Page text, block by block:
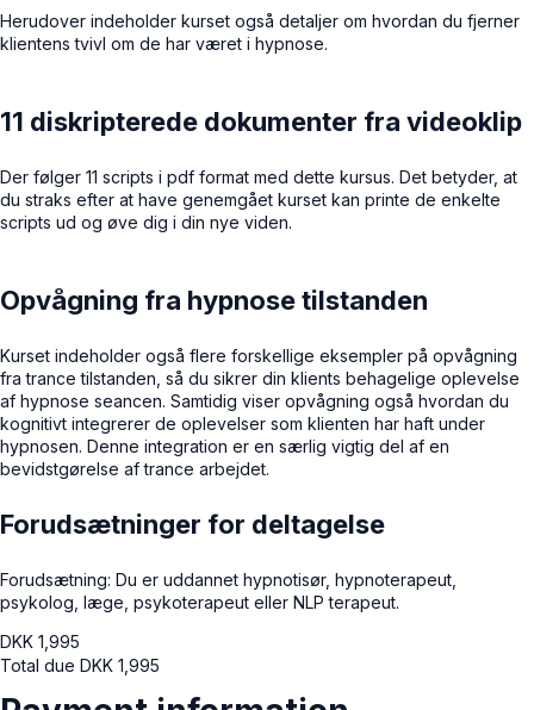
Herudover indeholder kurset også detaljer om hvordan du fjerner
klientens tvivl om de har været i hypnose.
11 diskripterede dokumenter fra videoklip
Der følger 11 scripts i pdf format med dette kursus. Det betyder, at
du straks efter at have genemgået kurset kan printe de enkelte
scripts ud og øve dig i din nye viden.
Opvågning fra hypnose tilstanden
Kurset indeholder også flere forskellige eksempler på opvågning
fra trance tilstanden, så du sikrer din klients behagelige oplevelse
af hypnose seancen. Samtidig viser opvågning også hvordan du
kognitivt integrerer de oplevelser som klienten har haft under
hypnosen. Denne integration er en særlig vigtig del af en
bevidstgørelse af trance arbejdet.
Forudsætninger for deltagelse
Forudsætning: Du er uddannet hypnotisør, hypnoterapeut,
psykolog, læge, psykoterapeut eller NLP terapeut.
DKK 1,995
Total due DKK 1,995